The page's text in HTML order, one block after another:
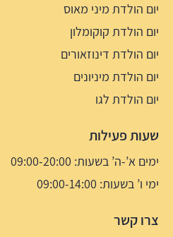
יום הולדת מיני מאוס
יום הולדת קוקומלון
יום הולדת דינוזאורים
יום הולדת מיניונים
יום הולדת לגו
שעות פעילות
ימים א’-ה’ בשעות: 09:00-20:00
ימי ו’ בשעות: 09:00-14:00
צרו קשר